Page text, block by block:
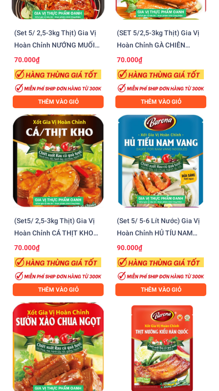
(Set 5/ 2,5-3kg Thịt) Gia Vị
Hoàn Chỉnh NƯỚNG MUỐI
ỚT Barona (80gr)
70.000₫
THÊM VÀO GIỎ
(SET 5/2,5-3kg Thịt) Gia Vị
Hoàn Chỉnh GÀ CHIÊN
NƯỚC MẮM Barona (80gr)
70.000₫
THÊM VÀO GIỎ
(Set5/ 2,5-3kg Thịt) Gia Vị
Hoàn Chỉnh CÁ THỊT KHO
Barona (80gr)
70.000₫
THÊM VÀO GIỎ
(Set 5/ 5-6 Lít Nước) Gia Vị
Hoàn Chỉnh HỦ TÍU NAM
VANG Barona (110gr)
90.000₫
THÊM VÀO GIỎ